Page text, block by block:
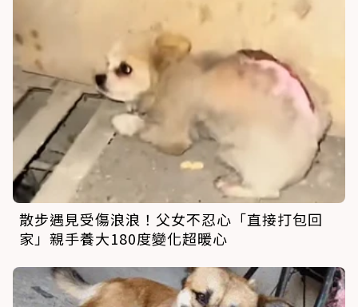
散步遇見受傷浪浪！父女不忍心「直接打包回
家」親手養大180度變化超暖心